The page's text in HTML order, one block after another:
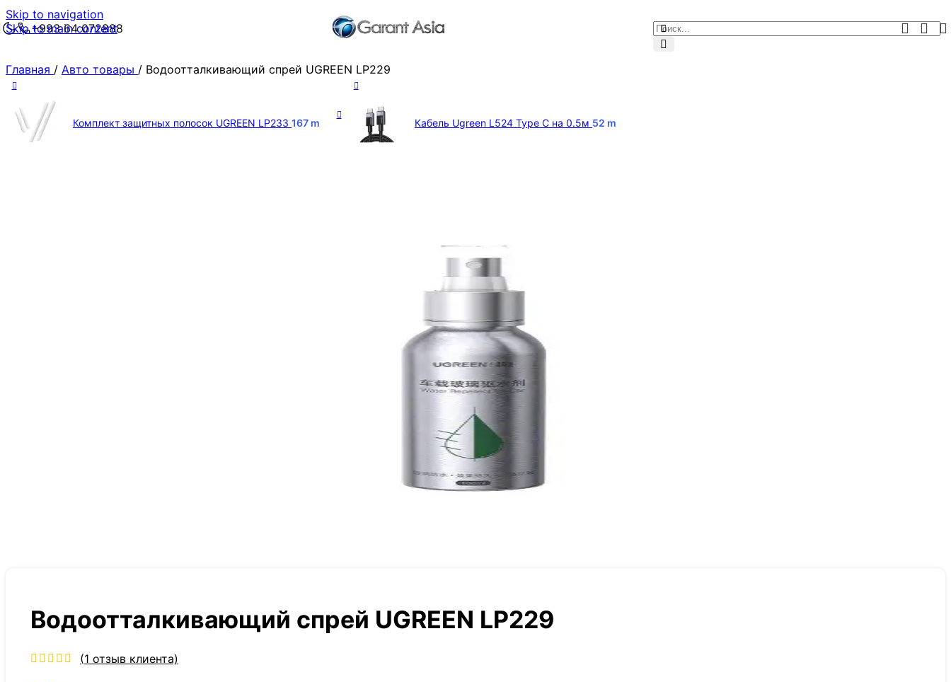
Skip to navigation
Skip to main content
+993 64 072888
Главная / Авто товары / Водоотталкивающий спрей UGREEN LP229
Комплект защитных полосок UGREEN LP233 167 m Кабель Ugreen L524 Type C на 0.5м 52 m
Водоотталкивающий спрей UGREEN LP229
(1 отзыв клиента)